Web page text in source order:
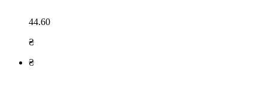
44.60
₴
₴